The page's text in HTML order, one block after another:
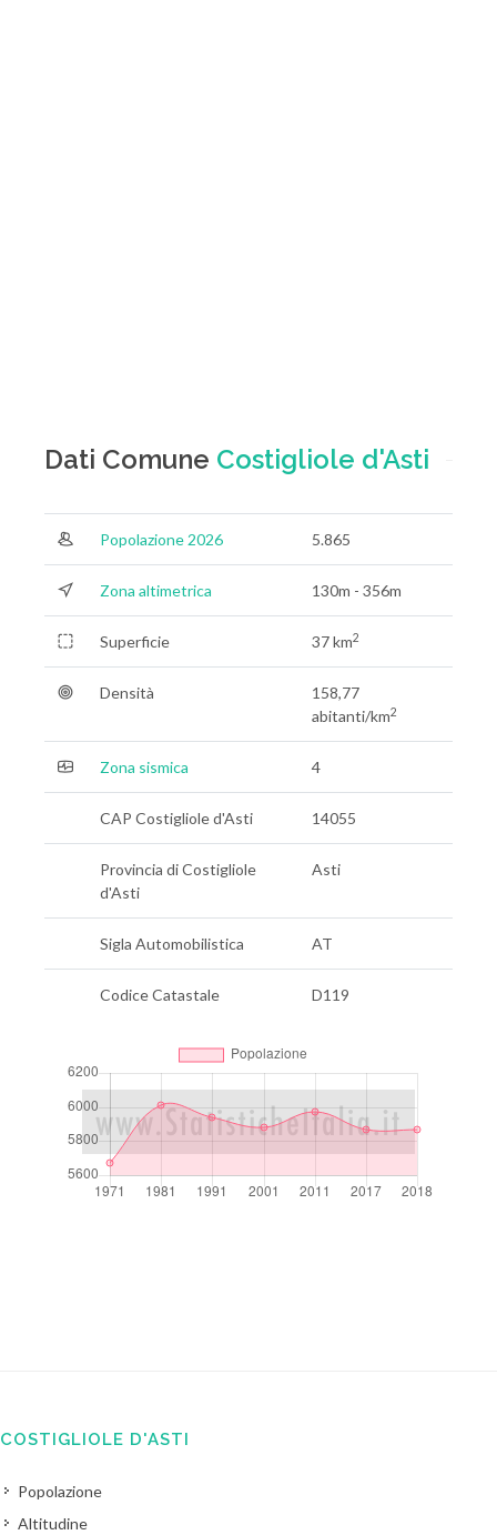
Dati Comune Costigliole d'Asti
Popolazione 2026 5.865
Zona altimetrica 130m - 356m
Superficie 37 km2
Densità
158,77
abitanti/km2
Zona sismica 4
CAP Costigliole d'Asti 14055
Provincia di Costigliole
d'Asti
Asti
Sigla Automobilistica AT
Codice Catastale D119
COSTIGLIOLE D'ASTI
Popolazione
Altitudine